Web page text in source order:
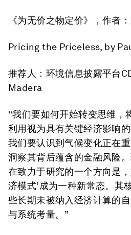
《为无价之物定价》 ，作者
Pricing the Priceless, by
推荐人：环境信息披露平台
Madera
“我们要如何开始转变思维，
利用视为具有关键经济影响
我们要认识到气候变化正在
洞察其背后蕴含的金融风险
在致力于研究的一个方向是
济模式’成为一种新常态。其
些长期未被纳入经济计算的
与系统考量。”